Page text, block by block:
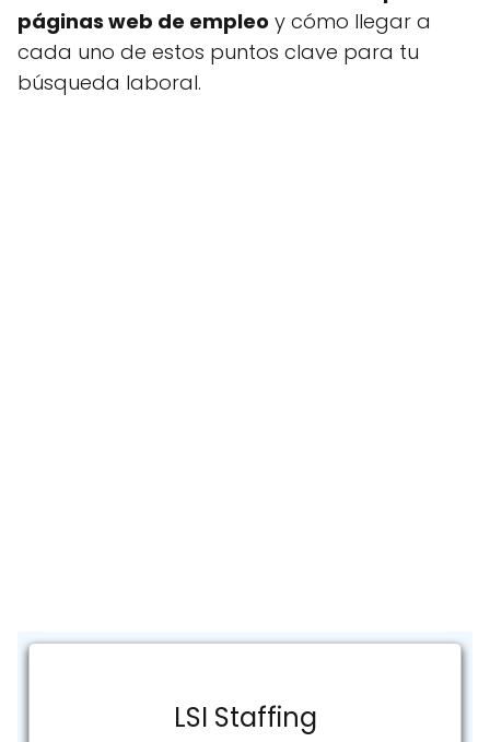
páginas web de empleo y cómo llegar a
cada uno de estos puntos clave para tu
búsqueda laboral.
LSI Staffing